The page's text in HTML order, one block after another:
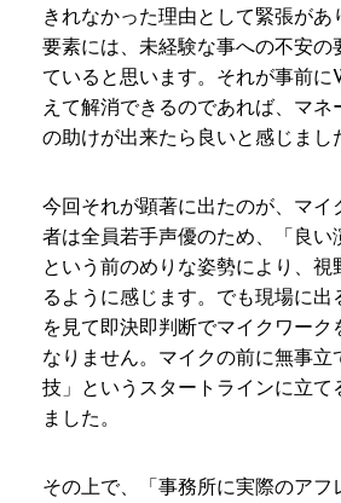
きれなかった理由として緊張があ
要素には、未経験な事への不安の
ていると思います。それが事前に
えて解消できるのであれば、マネ
の助けが出来たら良いと感じまし
今回それが顕著に出たのが、マイ
者は全員若手声優のため、「良い
という前のめりな姿勢により、視
るように感じます。でも現場に出
を見て即決即判断でマイクワーク
なりません。マイクの前に無事立
技」というスタートラインに立て
ました。
その上で、「事務所に実際のアフ